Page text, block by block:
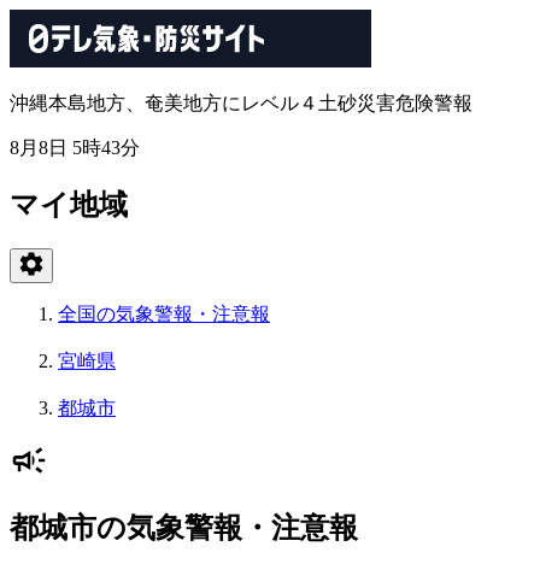
沖縄本島地方、奄美地方にレベル４土砂災害危険警報
8月8日 5時43分
マイ地域
全国の気象警報・注意報
宮崎県
都城市
都城市の気象警報・注意報